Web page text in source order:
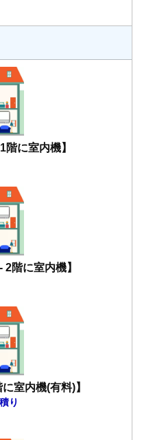
階に室内機】
2階に室内機】
室内機(有料)】
り